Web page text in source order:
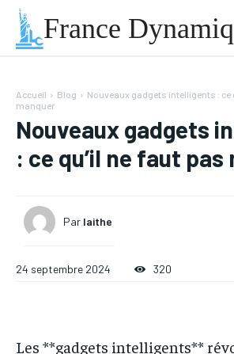
France
Accueil Blog
Nouveaux gadgets intelligents :
manquer
Nouveaux gadgets
: ce qu’il ne faut
Par laithe
24 septembre 2024 320
Les **gadgets intelligents**